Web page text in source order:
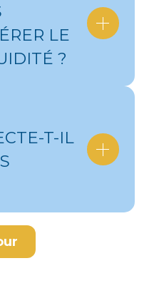
LE
?
T-IL